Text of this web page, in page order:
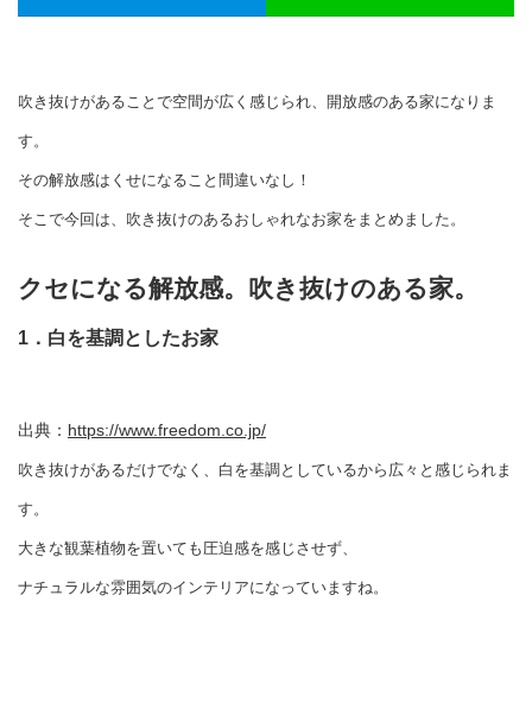
吹き抜けがあることで空間が広く感じられ、開放感のある家になりま
す。
その解放感はくせになること間違いなし！
そこで今回は、吹き抜けのあるおしゃれなお家をまとめました。
クセになる解放感。吹き抜けのある家。
1．白を基調としたお家
出典： https://www.freedom.co.jp/
吹き抜けがあるだけでなく、白を基調としているから広々と感じられま
す。
大きな観葉植物を置いても圧迫感を感じさせず、
ナチュラルな雰囲気のインテリアになっていますね。